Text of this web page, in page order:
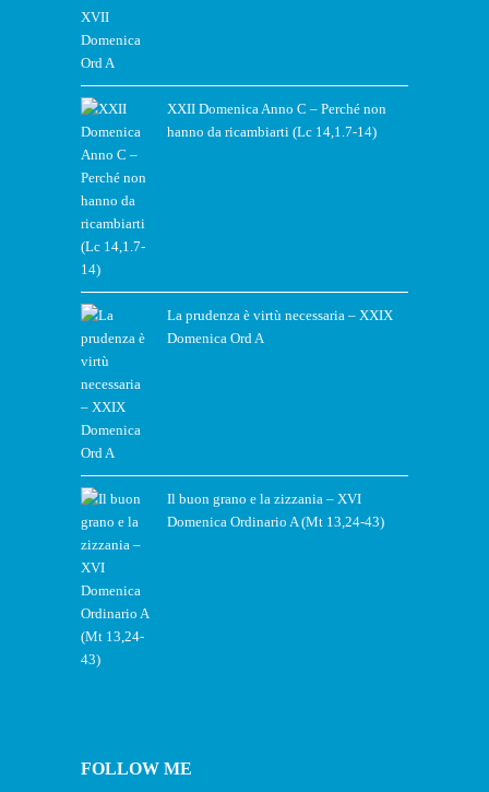
XXII Domenica Anno C – Perché non
hanno da ricambiarti (Lc 14,1.7-14)
La prudenza è virtù necessaria – XXIX
Domenica Ord A
Il buon grano e la zizzania – XVI
Domenica Ordinario A (Mt 13,24-43)
FOLLOW ME